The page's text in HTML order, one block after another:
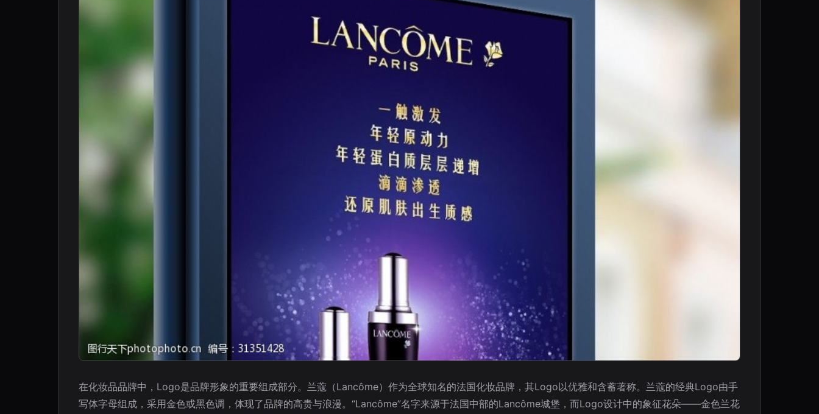
在化妆品品牌中，Logo是品牌形象的重要组成部分。兰蔻（Lancôme）作为全球知名的法国化妆品牌，其Logo以优雅和含蓄著称。兰蔻的经典Logo由手
写体字母组成，采用金色或黑色调，体现了品牌的高贵与浪漫。“Lancôme”名字来源于法国中部的Lancôme城堡，而Logo设计中的象征花朵——金色兰花